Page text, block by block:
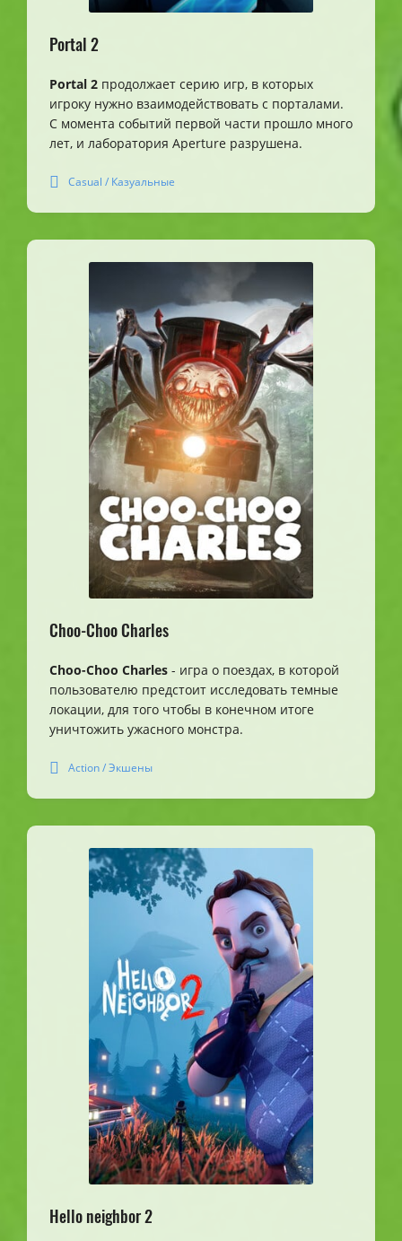
Portal 2
Portal 2 продолжает серию игр, в которых
игроку нужно взаимодействовать с порталами.
С момента событий первой части прошло много
лет, и лаборатория Aperture разрушена.
Casual / Казуальные
Choo-Choo Charles
Choo-Choo Charles - игра о поездах, в которой
пользователю предстоит исследовать темные
локации, для того чтобы в конечном итоге
уничтожить ужасного монстра.
Action / Экшены
Hello neighbor 2